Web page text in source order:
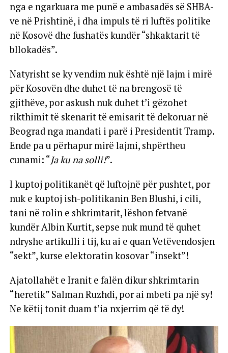
nga e ngarkuara me punë e ambasadës së SHBA-
ve në Prishtinë, i dha impuls të ri luftës politike
në Kosovë dhe fushatës kundër “shkaktarit të
bllokadës”.
Natyrisht se ky vendim nuk është një lajm i mirë
për Kosovën dhe duhet të na brengosë të
gjithëve, por askush nuk duhet t’i gëzohet
rikthimit të skenarit të emisarit të dekoruar në
Beograd nga mandati i parë i Presidentit Tramp.
Ende pa u përhapur mirë lajmi, shpërtheu
cunami: “Ja ku na solli!”.
I kuptoj politikanët që luftojnë për pushtet, por
nuk e kuptoj ish-politikanin Ben Blushi, i cili,
tani në rolin e shkrimtarit, lëshon fetvanë
kundër Albin Kurtit, sepse nuk mund të quhet
ndryshe artikulli i tij, ku ai e quan Vetëvendosjen
“sekt”, kurse elektoratin kosovar “insekt”!
Ajatollahët e Iranit e falën dikur shkrimtarin
“heretik” Salman Ruzhdi, por ai mbeti pa një sy!
Ne këtij tonit duam t’ia nxjerrim që të dy!